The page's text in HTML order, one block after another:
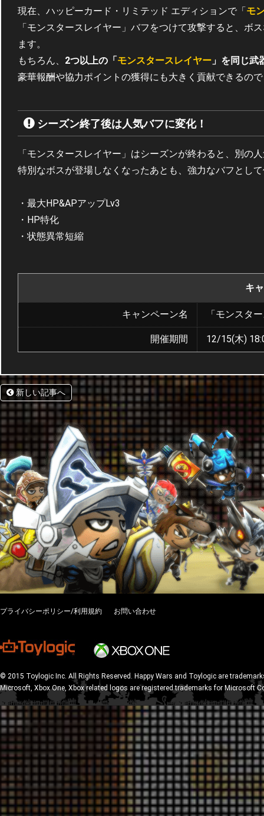
現在、ハッピーカード・リミテッド エディションで「 モ
「モンスタースレイヤー」バフをつけて攻撃すると、ボ
ます。
もちろん、 2つ以上の「 モンスタースレイヤー 」を同じ武
豪華報酬や協力ポイントの獲得にも大きく貢献できるの
シーズン終了後は人気バフに変化！
「モンスタースレイヤー」はシーズンが終わると、別の
特別なボスが登場しなくなったあとも、強力なバフとし
・最大HP&APアップLv3
・HP特化
・状態異常短縮
キ
キャンペーン名 「モンスタ
開催期間 12/15(木)
新しい記事へ
プライバシーポリシー/利用規約 お問い合わせ
© 2015 Toylogic Inc. All Rights Reserved. Happy Wars and Toylogic are
Microsoft, Xbox One, Xbox related logos are registered trademarks for Microsoft